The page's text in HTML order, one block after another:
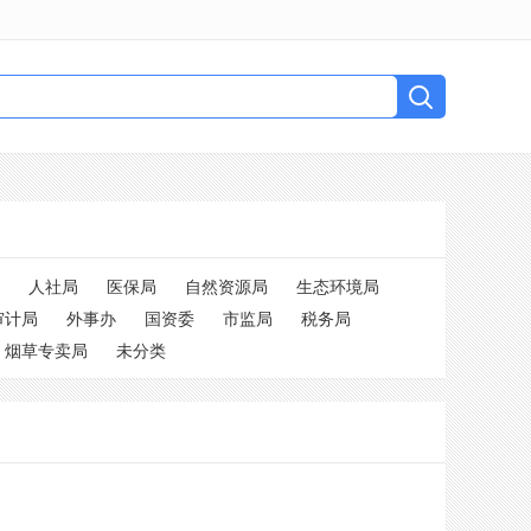
人社局 医保局 自然资源局
生态环境局
计局 外事办 国资委 市监局
税务局
烟草专卖局 未分类